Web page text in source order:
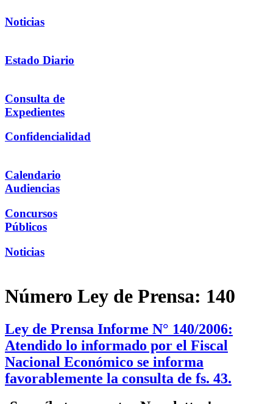
Noticias
Estado Diario
Consulta de
Expedientes
Confidencialidad
Calendario
Audiencias
Concursos
Públicos
Noticias
Número Ley de Prensa: 140
Ley de Prensa Informe N° 140/2006:
Atendido lo informado por el Fiscal
Nacional Económico se informa
favorablemente la consulta de fs. 43.